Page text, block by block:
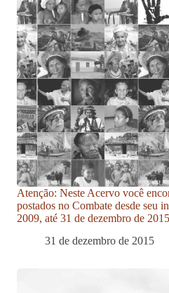
Atenção: Neste Acervo você
postados no Combate desde seu
2009, até 31 de dezembro de
31 de dezembro de 2015